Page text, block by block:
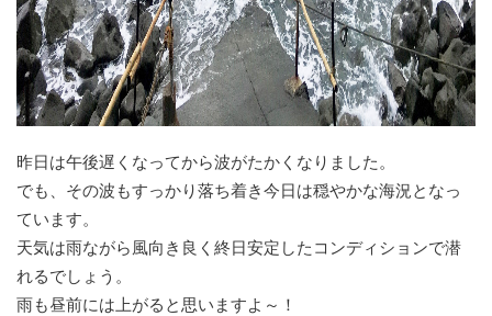
昨日は午後遅くなってから波がたかくなりました。
でも、その波もすっかり落ち着き今日は穏やかな海況となっ
ています。
天気は雨ながら風向き良く終日安定したコンディションで潜
れるでしょう。
雨も昼前には上がると思いますよ～！